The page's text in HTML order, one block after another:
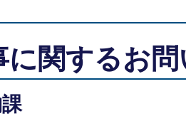
に関するお